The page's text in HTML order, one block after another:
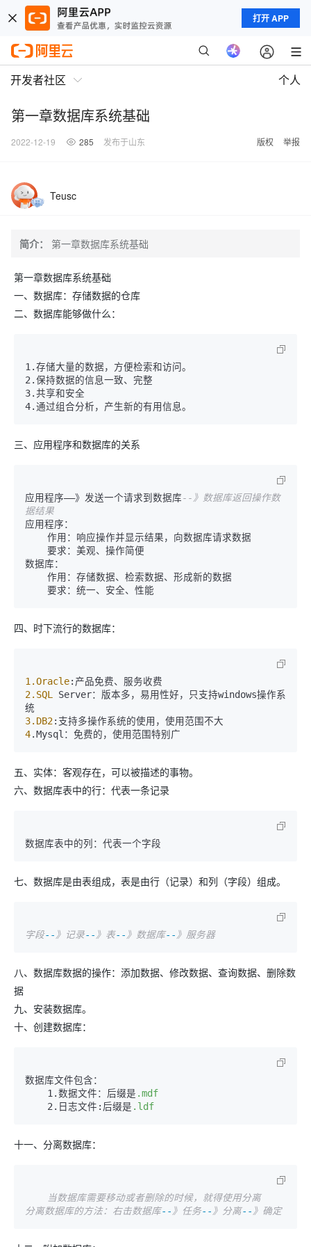
打开 APP
开发者社区 个人
第一章数据库系统基础
2022-12-19 285 发布于山东 版权 举报
Teusc
简介： 第一章数据库系统基础
第一章数据库系统基础
一、数据库：存储数据的仓库
二、数据库能够做什么：
1.存储大量的数据，方便检索和访问。
2.保持数据的信息一致、完整
3.共享和安全
4.通过组合分析，产生新的有用信息。
三、应用程序和数据库的关系
应用程序——》发送一个请求到数据库--》数据库返回操作数
据结果
应用程序：
数据库：
    要求：统一、安全、性能
四、时下流行的数据库：
1 .Oracle
2.SQL
Server：版本多，易用性好，只支持windows操作系
3.DB2
4.Mysql：免费的，使用范围特别广
五、实体：客观存在，可以被描述的事物。
六、数据库表中的行：代表一条记录
数据库表中的列：代表一个字段
七、数据库是由表组成，表是由行（记录）和列（字段）组成。
字段-- 》记录-- 》表-- 》数据库-- 》服务器
八、数据库数据的操作：添加数据、修改数据、查询数据、删除数
据
九、安装数据库。
十、创建数据库：
数据库文件包含：
    1.数据文件：后缀是
.mdf
    2.日志文件:后缀是
.ldf
十一、分离数据库：
当数据库需要移动或者删除的时候，就得使用分离
分离数据库的方法：右击数据库-- 》任务-- 》分离-- 》确定